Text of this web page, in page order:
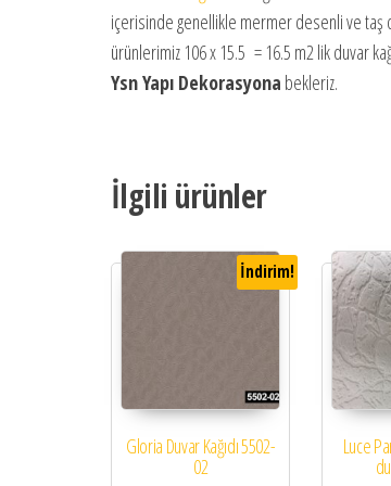
içerisinde genellikle mermer desenli ve taş
ürünlerimiz 106 x 15.5 = 16.5 m2 lik duvar
Ysn Yapı Dekorasyona bekleriz.
İlgili ürünler
İndirim!
Gloria Duvar Kağıdı 5502-
02
Luce